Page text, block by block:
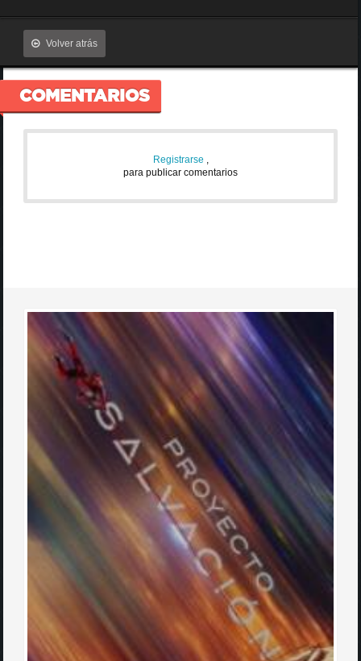
Volver atrás
COMENTARIOS
Registrarse ,
para publicar comentarios